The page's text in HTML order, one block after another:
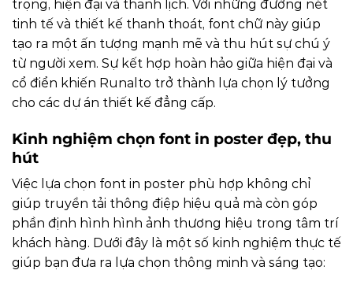
trọng, hiện đại và thanh lịch. Với những đường nét
tinh tế và thiết kế thanh thoát, font chữ này giúp
tạo ra một ấn tượng mạnh mẽ và thu hút sự chú ý
từ người xem. Sự kết hợp hoàn hảo giữa hiện đại và
cổ điển khiến Runalto trở thành lựa chọn lý tưởng
cho các dự án thiết kế đẳng cấp.
Kinh nghiệm chọn font in poster đẹp, thu
hút
Việc lựa chọn font in poster phù hợp không chỉ
giúp truyền tải thông điệp hiệu quả mà còn góp
phần định hình hình ảnh thương hiệu trong tâm trí
khách hàng. Dưới đây là một số kinh nghiệm thực tế
giúp bạn đưa ra lựa chọn thông minh và sáng tạo: